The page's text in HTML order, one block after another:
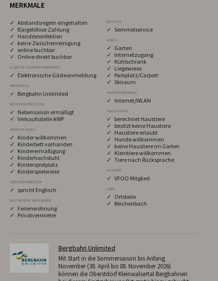
MERKMALE
✓ Abstandsregeln eingehalten
✓ Bargeldlose Zahlung
✓ Handdesinfektion
✓ keine Zwischenreinigung
✓ online buchbar
✓ Online direkt buchbar
1. GÄSTE-/KUNDENANGEBOT
✓ Elektronische Gästeanmeldung
ANGEBOTE
✓ Bergbahn Unlimited
BESONDERHEITEN
✓ Nebensaison ermäßigt
✓ Verkaufsstelle AWP
FAMILIE/KIND
✓ Kinder willkommen
✓ Kinderbett vorhanden
✓ Kinderermäßigung
✓ Kinderhochstuhl
✓ Kinderspielplatz
✓ Kinderspielwiese
FREMDSPRACHEN
✓ spricht Englisch
GASTGEBER: KATEGORIE
✓ Ferienwohnung
✓ Privatvermieter
GENUSS
✓ Semmelservice
HAUS
✓ Garten
✓ Internetzugang
✓ Kühlschrank
✓ Liegewiese
✓ Parkplatz/Carport
✓ Skiraum
HAUSMERKMALE
✓ Internet/WLAN
HAUSTIERE
✓ berechnet Haustiere
✓ besitzt keine Haustiere
✓ Haustiere erlaubt
✓ Hunde willkommen
✓ keine Haustiere im Garten
✓ Kleintiere willkommen
✓ Tiere nach Rücksprache
INTERN
✓ VFOO Mitglied
LAGE
✓ Ortsteile
✓ Reichenbach
Bergbahn Unlimited
Mit Start in die Sommersaison bis Anfang
November (30. April bis 08. November 2026)
können die Oberstdorf Kleinwalsertal Bergbahnen